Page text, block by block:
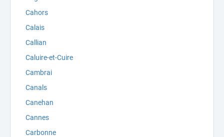
Cahors
Calais
Callian
Caluire-et-Cuire
Cambrai
Canals
Canehan
Cannes
Carbonne